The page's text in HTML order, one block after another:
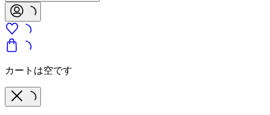
カートは空です